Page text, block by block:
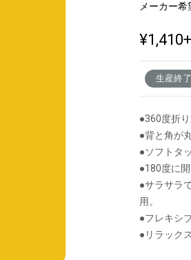
メーカー
¥1,410
生産終
●360度折
●背と角が
●ソフトタ
●180度に
●サラサラ
用。
●フレキシ
●リラック